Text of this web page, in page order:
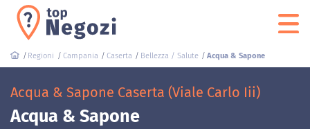
Regioni Campania Caserta Bellezza / Salute Acqua & Sapone
Acqua & Sapone Caserta (Viale Carlo Iii)
Acqua & Sapone